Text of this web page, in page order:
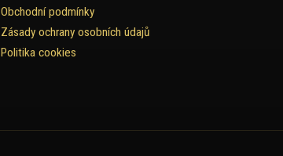
Obchodní podmínky
Zásady ochrany osobních údajů
Politika cookies